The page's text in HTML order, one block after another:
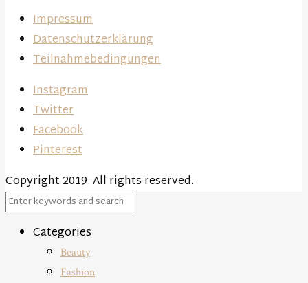
Impressum
Datenschutzerklärung
Teilnahmebedingungen
Instagram
Twitter
Facebook
Pinterest
Copyright 2019. All rights reserved.
Close
Categories
Beauty
Fashion